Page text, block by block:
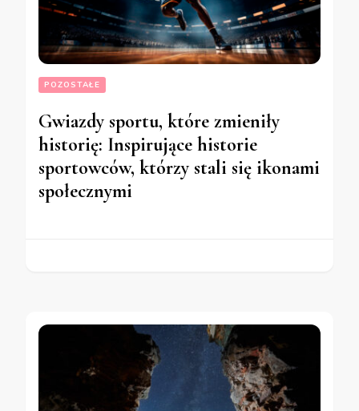
POZOSTAŁE
Gwiazdy sportu, które zmieniły
historię: Inspirujące historie
sportowców, którzy stali się ikonami
społecznymi